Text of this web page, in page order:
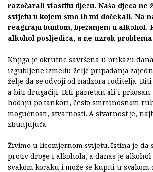
razočarali vlastitu djecu. Naša djeca ne
svijetu u kojem smo ih mi dočekali. Na
reagiraju buntom, bježanjem u alkohol.
alkohol posljedica, a ne uzrok problema.
Knjiga je okrutno savršena u prikazu
izgubljene između želje pripadanja
želje da se odvoji od nadzora roditelja.
a biti drugačiji. Biti pametan ali i
hodaju po tankom, često smrtonosnom
mogućnosti, stvarnosti. A stvarnost je,
zbunjujuća.
Živimo u licemjernom svijetu. Istina je da
protiv droge i alkohola, a danas je
svakom koraku i može se kupiti u svakom